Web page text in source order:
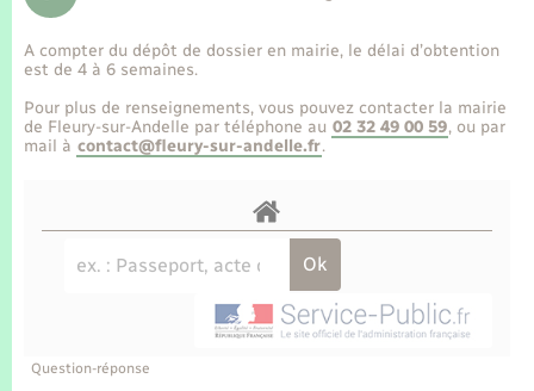
Etat-civil - Papiers - Citoyenneté
Mariage – PACS
Parrainage civil
Logement - Urbanisme
Nouvel habitant
Transports scolaires
Travaux - Autorisation d’occupation de l’espace
public
Compétences
Plan interactif
La Communauté de communes
A compter du dépôt de dossier en mairie, le délai d’obtention
est de 4 à 6 semaines.
Pour plus de renseignements, vous pouvez contacter la mairie
de Fleury-sur-Andelle par téléphone au 02 32 49 00 59, ou par
mail à contact@fleury-sur-andelle.fr.
Question-réponse